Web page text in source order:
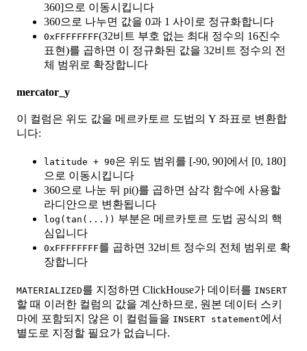
360]으로 이동시킵니다
360으로 나누면 값을 0과 1 사이로 정규화합니다
0xFFFFFFFF(32비트 부호 없는 최대 정수의 16진수
표현)를 곱하면 이 정규화된 값을 32비트 정수의 전
체 범위로 확장합니다
mercator_y
이 컬럼은 위도 값을 메르카토르 도법의 Y 좌표로 변환합
니다:
latitude + 90은 위도 범위를 [-90, 90]에서 [0, 180]
으로 이동시킵니다
360으로 나눈 뒤 pi()를 곱하면 삼각 함수에 사용할
라디안으로 변환됩니다
log(tan(...)) 부분은 메르카토르 도법 공식의 핵
심입니다
0xFFFFFFFF를 곱하면 32비트 정수의 전체 범위로 확
장합니다
MATERIALIZED를 지정하면 ClickHouse가 데이터를 INSERT
할 때 이러한 컬럼의 값을 계산하므로, 원본 데이터 스키
마에 포함되지 않은 이 컬럼들을 INSERT statement에서
별도로 지정할 필요가 없습니다.